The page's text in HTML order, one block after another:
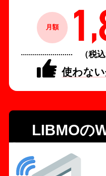
月額
（税
使わない
LIBMOの